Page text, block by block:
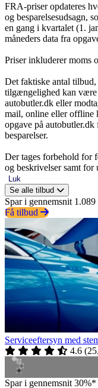
FRA-priser opdateres
og besparelsesudsagn,
en gang i kvartalet (1.
måneders data fra
Priser inkluderer moms
Det faktiske antal tilbud,
tilgængelighed kan være
autobutler.dk eller
mail, online eller offline
opgave på
besparelser.
Der tages forbehold for
og beskrivelser samt for
Luk
Se alle tilbud
Spar i gennemsnit
Få tilbud
Serviceeftersyn med
4.6 (
Spar i gennemsnit 30%*